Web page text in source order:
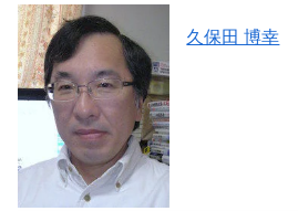
久保田 博幸